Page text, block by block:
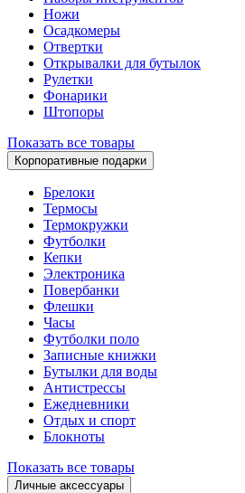
Ножи
Осадкомеры
Отвертки
Открывалки для бутылок
Рулетки
Фонарики
Штопоры
Показать все товары
Корпоративные подарки
Брелоки
Термосы
Термокружки
Футболки
Кепки
Электроника
Повербанки
Флешки
Часы
Футболки поло
Записные книжки
Бутылки для воды
Антистрессы
Ежедневники
Отдых и спорт
Блокноты
Показать все товары
Личные аксессуары